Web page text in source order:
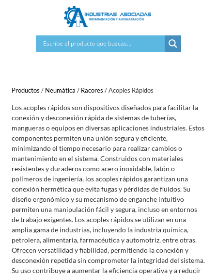
Productos / Neumática / Racores /Acoples Rápidos
Los acoples rápidos son dispositivos diseñados para facilitar la
conexión y desconexión rápida de sistemas de tuberías,
mangueras o equipos en diversas aplicaciones industriales. Estos
componentes permiten una unión segura y eficiente,
minimizando el tiempo necesario para realizar cambios o
mantenimiento en el sistema. Construidos con materiales
resistentes y duraderos como acero inoxidable, latón o
polímeros de ingeniería, los acoples rápidos garantizan una
conexión hermética que evita fugas y pérdidas de fluidos. Su
diseño ergonómico y su mecanismo de enganche intuitivo
permiten una manipulación fácil y segura, incluso en entornos
de trabajo exigentes. Los acoples rápidos se utilizan en una
amplia gama de industrias, incluyendo la industria química,
petrolera, alimentaria, farmacéutica y automotriz, entre otras.
Ofrecen versatilidad y fiabilidad, permitiendo la conexión y
desconexión repetida sin comprometer la integridad del sistema.
Su uso contribuye a aumentar la eficiencia operativa y a reducir